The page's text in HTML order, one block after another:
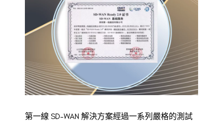
第一線 SD-WAN 解決方案經過一系列嚴格的測試